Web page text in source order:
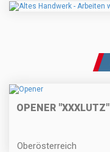
OPENER "XXXLUTZ"
Oberösterreich